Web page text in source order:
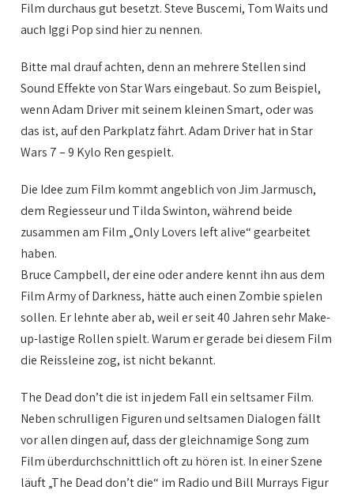
Film durchaus gut besetzt. Steve Buscemi, Tom Waits und
auch Iggi Pop sind hier zu nennen.
Bitte mal drauf achten, denn an mehrere Stellen sind
Sound Effekte von Star Wars eingebaut. So zum Beispiel,
wenn Adam Driver mit seinem kleinen Smart, oder was
das ist, auf den Parkplatz fährt. Adam Driver hat in Star
Wars 7 – 9 Kylo Ren gespielt.
Die Idee zum Film kommt angeblich von Jim Jarmusch,
dem Regiesseur und Tilda Swinton, während beide
zusammen am Film „Only Lovers left alive“ gearbeitet
haben.
Bruce Campbell, der eine oder andere kennt ihn aus dem
Film Army of Darkness, hätte auch einen Zombie spielen
sollen. Er lehnte aber ab, weil er seit 40 Jahren sehr Make-
up-lastige Rollen spielt. Warum er gerade bei diesem Film
die Reissleine zog, ist nicht bekannt.
The Dead don’t die ist in jedem Fall ein seltsamer Film.
Neben schrulligen Figuren und seltsamen Dialogen fällt
vor allen dingen auf, dass der gleichnamige Song zum
Film überdurchschnittlich oft zu hören ist. In einer Szene
läuft „The Dead don’t die“ im Radio und Bill Murrays Figur